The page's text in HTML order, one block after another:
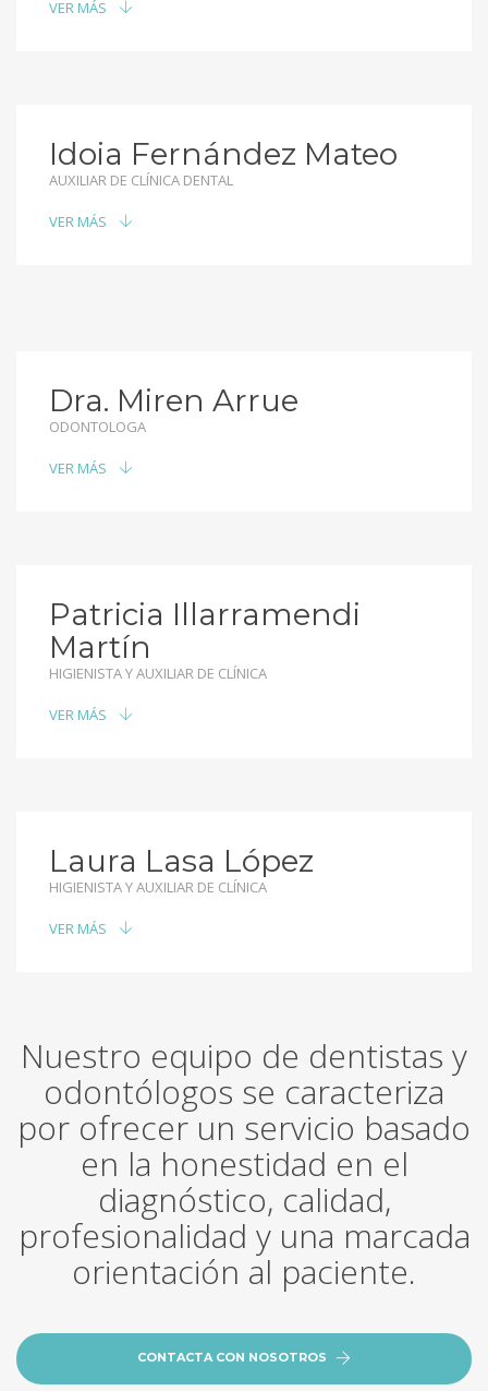
VER MÁS
Idoia Fernández Mateo
AUXILIAR DE CLÍNICA DENTAL
VER MÁS
Dra. Miren Arrue
ODONTOLOGA
VER MÁS
Patricia Illarramendi
Martín
HIGIENISTA Y AUXILIAR DE CLÍNICA
VER MÁS
Laura Lasa López
HIGIENISTA Y AUXILIAR DE CLÍNICA
VER MÁS
Nuestro equipo de dentistas y
odontólogos se caracteriza
por ofrecer un servicio basado
en la honestidad en el
diagnóstico, calidad,
profesionalidad y una marcada
orientación al paciente.
CONTACTA CON NOSOTROS